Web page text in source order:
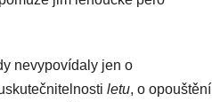
nevypovídaly jen o
letu, o opouštění